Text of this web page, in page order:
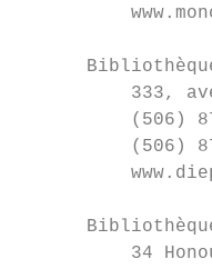
333,
(506)
(506)
34